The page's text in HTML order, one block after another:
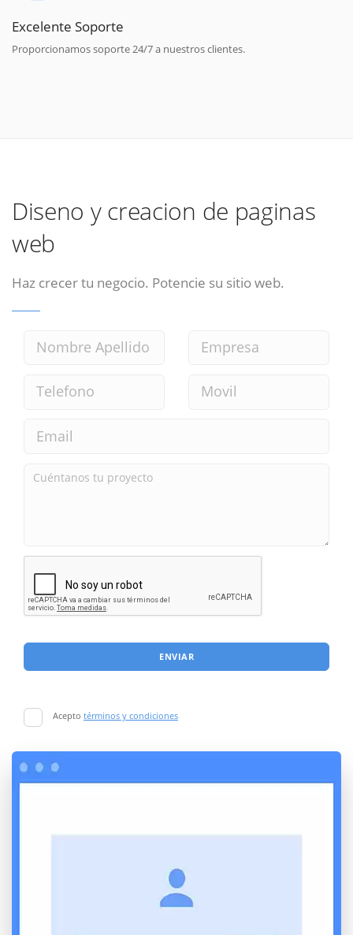
Excelente Soporte
Proporcionamos soporte 24/7 a nuestros clientes.
Diseno y creacion de paginas
web
Haz crecer tu negocio. Potencie su sitio web.
ENVIAR
Acepto términos y condiciones